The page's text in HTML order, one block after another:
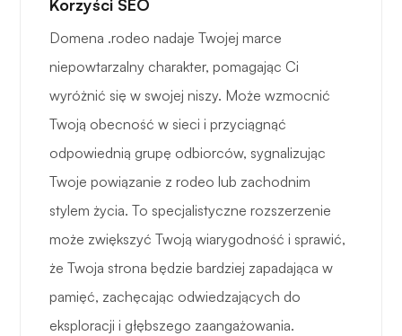
Korzyści SEO
Domena .rodeo nadaje Twojej marce
niepowtarzalny charakter, pomagając Ci
wyróżnić się w swojej niszy. Może wzmocnić
Twoją obecność w sieci i przyciągnąć
odpowiednią grupę odbiorców, sygnalizując
Twoje powiązanie z rodeo lub zachodnim
stylem życia. To specjalistyczne rozszerzenie
może zwiększyć Twoją wiarygodność i sprawić,
że Twoja strona będzie bardziej zapadająca w
pamięć, zachęcając odwiedzających do
eksploracji i głębszego zaangażowania.